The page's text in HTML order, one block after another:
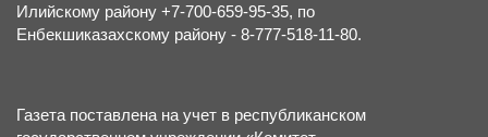
Илийскому району +7-700-659-95-35, по
Енбекшиказахскому району - 8-777-518-11-80.
Газета поставлена на учет в республиканском